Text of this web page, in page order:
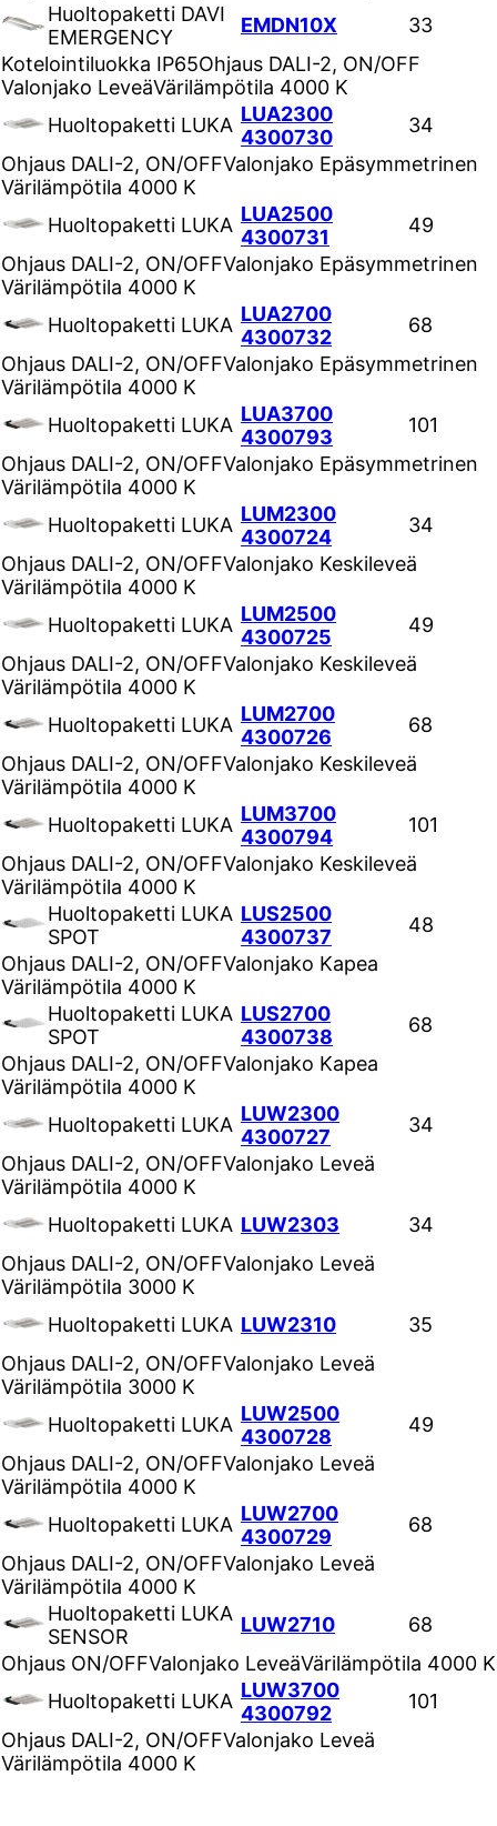
Huoltopaketti DAVI
EMERGENCY
EMDN10X
33
Kotelointiluokka IP65Ohjaus DALI-2, ON/OFF
Valonjako LeveäVärilämpötila 4000 K
Huoltopaketti LUKA LUA2300
4300730
34
Ohjaus DALI-2, ON/OFFValonjako Epäsymmetrinen
Värilämpötila 4000 K
Huoltopaketti LUKA LUA2500
4300731
49
Ohjaus DALI-2, ON/OFFValonjako Epäsymmetrinen
Värilämpötila 4000 K
Huoltopaketti LUKA LUA2700
4300732
68
Ohjaus DALI-2, ON/OFFValonjako Epäsymmetrinen
Värilämpötila 4000 K
Huoltopaketti LUKA LUA3700
4300793
101
Ohjaus DALI-2, ON/OFFValonjako Epäsymmetrinen
Värilämpötila 4000 K
Huoltopaketti LUKA LUM2300
4300724
34
Ohjaus DALI-2, ON/OFFValonjako Keskileveä
Värilämpötila 4000 K
Huoltopaketti LUKA LUM2500
4300725
49
Ohjaus DALI-2, ON/OFFValonjako Keskileveä
Värilämpötila 4000 K
Huoltopaketti LUKA LUM2700
4300726
68
Ohjaus DALI-2, ON/OFFValonjako Keskileveä
Värilämpötila 4000 K
Huoltopaketti LUKA LUM3700
4300794
101
Ohjaus DALI-2, ON/OFFValonjako Keskileveä
Värilämpötila 4000 K
Huoltopaketti LUKA
SPOT
LUS2500
4300737
48
Ohjaus DALI-2, ON/OFFValonjako Kapea
Värilämpötila 4000 K
Huoltopaketti LUKA
SPOT
LUS2700
4300738
68
Ohjaus DALI-2, ON/OFFValonjako Kapea
Värilämpötila 4000 K
Huoltopaketti LUKA LUW2300
4300727
34
Ohjaus DALI-2, ON/OFFValonjako Leveä
Värilämpötila 4000 K
Huoltopaketti LUKA LUW2303
34
Ohjaus DALI-2, ON/OFFValonjako Leveä
Värilämpötila 3000 K
Huoltopaketti LUKA LUW2310
35
Ohjaus DALI-2, ON/OFFValonjako Leveä
Värilämpötila 3000 K
Huoltopaketti LUKA LUW2500
4300728
49
Ohjaus DALI-2, ON/OFFValonjako Leveä
Värilämpötila 4000 K
Huoltopaketti LUKA LUW2700
4300729
68
Ohjaus DALI-2, ON/OFFValonjako Leveä
Värilämpötila 4000 K
Huoltopaketti LUKA
SENSOR
LUW2710
68
Ohjaus ON/OFFValonjako LeveäVärilämpötila 4000 K
Huoltopaketti LUKA LUW3700
4300792
101
Ohjaus DALI-2, ON/OFFValonjako Leveä
Värilämpötila 4000 K